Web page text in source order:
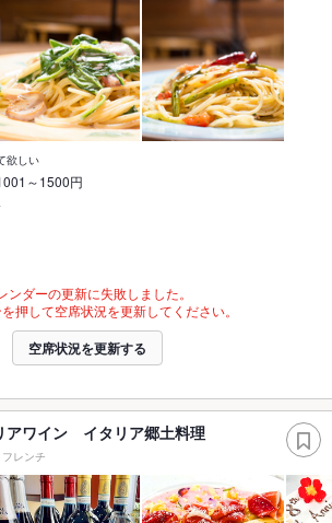
欲しい
～1500円
ンダーの更新に失敗しました。
押して空席状況を更新してください。
空席状況を更新する
ワイン イタリア郷土料理
レンチ